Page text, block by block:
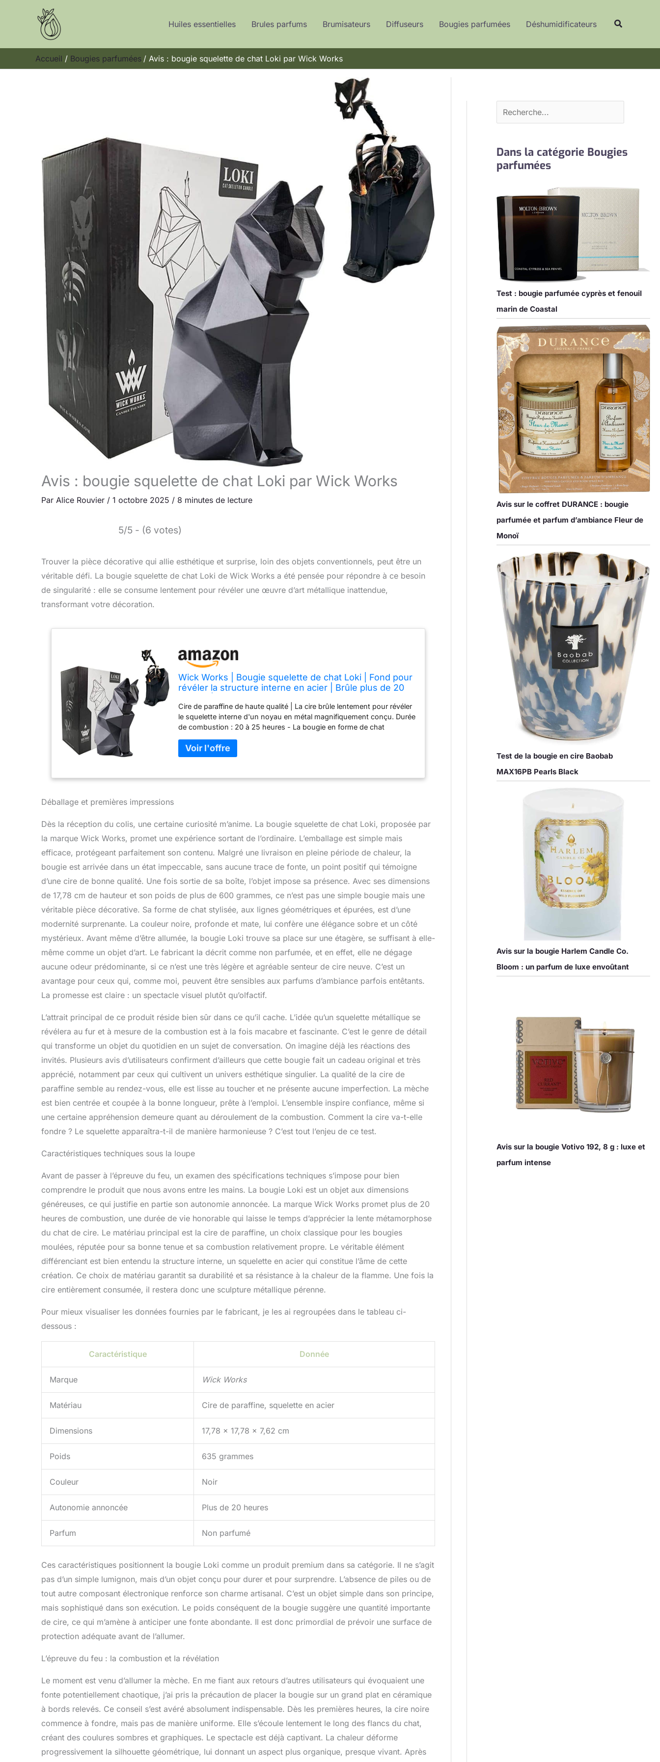
Huiles essentielles Brules parfums Brumisateurs Diffuseurs Bougies parfumées Déshumidificateurs
Accueil Bougies parfumées Avis : bougie squelette de chat Loki par Wick Works
Avis : bougie squelette de chat Loki par Wick Works
Par Alice Rouvier / 1 octobre 2025 / 8 minutes de lecture
5/5 - (6 votes)
Trouver la pièce décorative qui allie esthétique et surprise, loin des objets conventionnels, peut être un
véritable défi. La bougie squelette de chat Loki de Wick Works a été pensée pour répondre à ce besoin
de singularité : elle se consume lentement pour révéler une œuvre d’art métallique inattendue,
transformant votre décoration.
Wick Works | Bougie squelette de chat Loki | Fond pour
révéler la structure interne en acier | Brûle plus de 20
bureau (noir, non parfumé)
Cire de paraffine de haute qualité | La cire brûle lentement pour révéler
le squelette interne d'un noyau en métal magnifiquement conçu. Durée
de combustion : 20 à 25 heures - La bougie en forme de chat
au monde. Dimensions : 17,8 cm de haut x 12,7 cm de large x 7,6 cm de
profondeur Beau ou effrayant ? | Tout comme la complexité de nos
résilience et leur mystérieux. Souvenir après avoir brûlé | Une fois que
chat pour les années à venir.
Déballage et premières impressions
Dès la réception du colis, une certaine curiosité m’anime. La bougie squelette de chat Loki, proposée par
la marque Wick Works, promet une expérience sortant de l’ordinaire. L’emballage est simple mais
efficace, protégeant parfaitement son contenu. Malgré une livraison en pleine période de chaleur, la
bougie est arrivée dans un état impeccable, sans aucune trace de fonte, un point positif qui témoigne
d’une cire de bonne qualité. Une fois sortie de sa boîte, l’objet impose sa présence. Avec ses dimensions
de 17,78 cm de hauteur et son poids de plus de 600 grammes, ce n’est pas une simple bougie mais une
véritable pièce décorative. Sa forme de chat stylisée, aux lignes géométriques et épurées, est d’une
modernité surprenante. La couleur noire, profonde et mate, lui confère une élégance sobre et un côté
mystérieux. Avant même d’être allumée, la bougie Loki trouve sa place sur une étagère, se suffisant à elle-
même comme un objet d’art. Le fabricant la décrit comme non parfumée, et en effet, elle ne dégage
aucune odeur prédominante, si ce n’est une très légère et agréable senteur de cire neuve. C’est un
avantage pour ceux qui, comme moi, peuvent être sensibles aux parfums d’ambiance parfois entêtants.
La promesse est claire : un spectacle visuel plutôt qu’olfactif.
L’attrait principal de ce produit réside bien sûr dans ce qu’il cache. L’idée qu’un squelette métallique se
révélera au fur et à mesure de la combustion est à la fois macabre et fascinante. C’est le genre de détail
qui transforme un objet du quotidien en un sujet de conversation. On imagine déjà les réactions des
invités. Plusieurs avis d’utilisateurs confirment d’ailleurs que cette bougie fait un cadeau original et très
apprécié, notamment par ceux qui cultivent un univers esthétique singulier. La qualité de la cire de
paraffine semble au rendez-vous, elle est lisse au toucher et ne présente aucune imperfection. La mèche
est bien centrée et coupée à la bonne longueur, prête à l’emploi. L’ensemble inspire confiance, même si
une certaine appréhension demeure quant au déroulement de la combustion. Comment la cire va-t-elle
fondre ? Le squelette apparaîtra-t-il de manière harmonieuse ? C’est tout l’enjeu de ce test.
Caractéristiques techniques sous la loupe
Avant de passer à l’épreuve du feu, un examen des spécifications techniques s’impose pour bien
comprendre le produit que nous avons entre les mains. La bougie Loki est un objet aux dimensions
généreuses, ce qui justifie en partie son autonomie annoncée. La marque Wick Works promet plus de 20
heures de combustion, une durée de vie honorable qui laisse le temps d’apprécier la lente métamorphose
du chat de cire. Le matériau principal est la cire de paraffine, un choix classique pour les bougies
moulées, réputée pour sa bonne tenue et sa combustion relativement propre. Le véritable élément
différenciant est bien entendu la structure interne, un squelette en acier qui constitue l’âme de cette
création. Ce choix de matériau garantit sa durabilité et sa résistance à la chaleur de la flamme. Une fois la
cire entièrement consumée, il restera donc une sculpture métallique pérenne.
Pour mieux visualiser les données fournies par le fabricant, je les ai regroupées dans le tableau ci-
dessous :
Caractéristique Donnée
Marque Wick Works
Matériau Cire de paraffine, squelette en acier
Dimensions 17,78 x 17,78 x 7,62 cm
Poids 635 grammes
Couleur Noir
Autonomie annoncée Plus de 20 heures
Parfum Non parfumé
Ces caractéristiques positionnent la bougie Loki comme un produit premium dans sa catégorie. Il ne s’agit
pas d’un simple lumignon, mais d’un objet conçu pour durer et pour surprendre. L’absence de piles ou de
tout autre composant électronique renforce son charme artisanal. C’est un objet simple dans son principe,
mais sophistiqué dans son exécution. Le poids conséquent de la bougie suggère une quantité importante
de cire, ce qui m’amène à anticiper une fonte abondante. Il est donc primordial de prévoir une surface de
protection adéquate avant de l’allumer.
L’épreuve du feu : la combustion et la révélation
Le moment est venu d’allumer la mèche. En me fiant aux retours d’autres utilisateurs qui évoquaient une
fonte potentiellement chaotique, j’ai pris la précaution de placer la bougie sur un grand plat en céramique
à bords relevés. Ce conseil s’est avéré absolument indispensable. Dès les premières heures, la cire noire
commence à fondre, mais pas de manière uniforme. Elle s’écoule lentement le long des flancs du chat,
créant des coulures sombres et graphiques. Le spectacle est déjà captivant. La chaleur déforme
progressivement la silhouette géométrique, lui donnant un aspect plus organique, presque vivant. Après
e
e
c
r
Dans la catégorie Bougies
parfumées
Test : bougie parfumée cyprès et fenouil
marin de Coastal
Avis sur le coffret DURANCE : bougie
parfumée et parfum d’ambiance Fleur de
Monoï
Test de la bougie en cire Baobab
MAX16PB Pearls Black
Avis sur la bougie Harlem Candle Co.
Bloom : un parfum de luxe envoûtant
Avis sur la bougie Votivo 192, 8 g : luxe et
parfum intense